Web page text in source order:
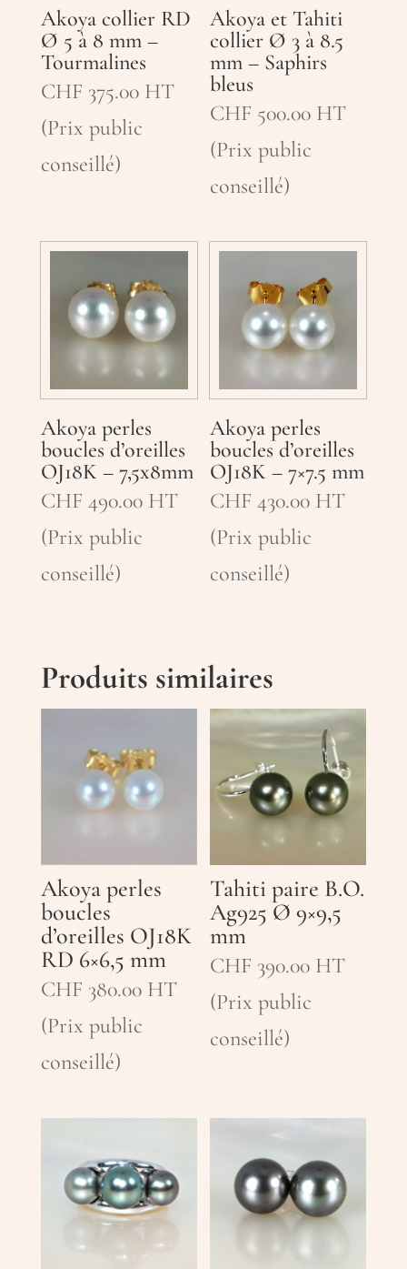
Akoya collier RD
Ø 5 à 8 mm –
Tourmalines
CHF 375.00 HT
(Prix public
conseillé)
Akoya et Tahiti
collier Ø 3 à 8.5
mm – Saphirs
bleus
CHF 500.00 HT
(Prix public
conseillé)
Akoya perles
boucles d’oreilles
OJ18K – 7,5x8mm
CHF 490.00 HT
(Prix public
conseillé)
Akoya perles
boucles d’oreilles
OJ18K – 7×7.5 mm
CHF 430.00 HT
(Prix public
conseillé)
Produits similaires
Akoya perles
boucles
d’oreilles OJ18K
RD 6×6,5 mm
CHF 380.00 HT
(Prix public
conseillé)
Tahiti paire B.O.
Ag925 Ø 9×9,5
mm
CHF 390.00 HT
(Prix public
conseillé)